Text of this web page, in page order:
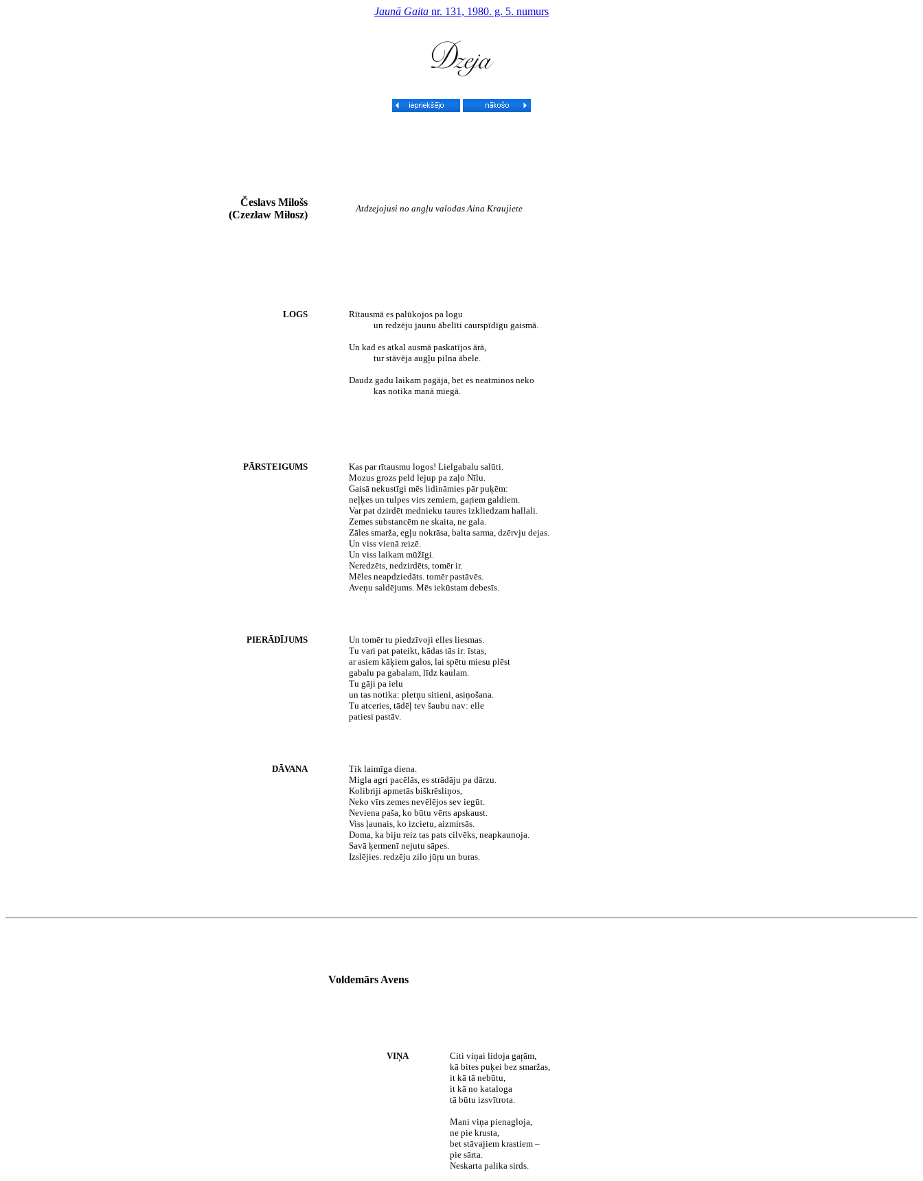
Jaunā Gaita nr. 131, 1980. g. 5. numurs
Česlavs Milošs
(Czezław Miłosz)
Atdzejojusi no angļu valodas Aina Kraujiete
LOGS
Rītausmā es palūkojos pa logu
un redzēju jaunu ābelīti caurspīdīgu gaismā.
Un kad es atkal ausmā paskatījos ārā,
tur stāvēja augļu pilna ābele.
Daudz gadu laikam pagāja, bet es neatminos neko
kas notika manā miegā.
PĀRSTEIGUMS
Kas par rītausmu logos! Lielgabalu salūti.
Mozus grozs peld lejup pa zaļo Nīlu.
Gaisā nekustīgi mēs lidināmies pār puķēm:
neļķes un tulpes virs zemiem, gaŗiem galdiem.
Var pat dzirdēt mednieku taures izkliedzam hallali.
Zemes substancēm ne skaita, ne gala.
Zāles smarža, egļu nokrāsa, balta sarma, dzērvju dejas.
Un viss vienā reizē.
Un viss laikam mūžīgi.
Neredzēts, nedzirdēts, tomēr ir.
Mēles neapdziedāts. tomēr pastāvēs.
Aveņu saldējums. Mēs iekūstam debesīs.
PIERĀDĪJUMS
Un tomēr tu piedzīvoji elles liesmas.
Tu vari pat pateikt, kādas tās ir: īstas,
ar asiem kāķiem galos, lai spētu miesu plēst
gabalu pa gabalam, līdz kaulam.
Tu gāji pa ielu
un tas notika: pletņu sitieni, asiņošana.
Tu atceries, tādēļ tev šaubu nav: elle
patiesi pastāv.
DĀVANA
Tik laimīga diena.
Migla agri pacēlās, es strādāju pa dārzu.
Kolibriji apmetās biškrēsliņos,
Neko vīrs zemes nevēlējos sev iegūt.
Neviena paša, ko būtu vērts apskaust.
Viss ļaunais, ko izcietu, aizmirsās.
Doma, ka biju reiz tas pats cilvēks, neapkaunoja.
Savā ķermenī nejutu sāpes.
Izslējies. redzēju zilo jūŗu un buras.
Voldemārs Avens
VIŅA
Citi viņai lidoja gaŗām,
kā bites puķei bez smaržas,
it kā tā nebūtu,
it kā no kataloga
tā būtu izsvītrota.
Mani viņa pienagloja,
ne pie krusta,
bet stāvajiem krastiem –
pie sārta.
Neskarta palika sirds.